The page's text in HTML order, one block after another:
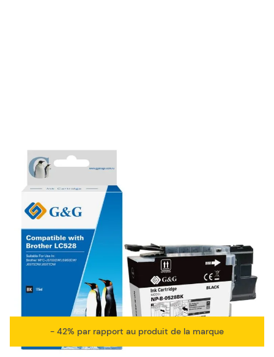
LC528BK - noire
Réf : GG_BJ528B
Réf constructeur :
LC528BK
Capacité en pages (à 5%) :
LC-528 BK Brother - noire - cartouche d'encre premium
ISO/IEC
19752
- 42% par rapport au produit de la marque